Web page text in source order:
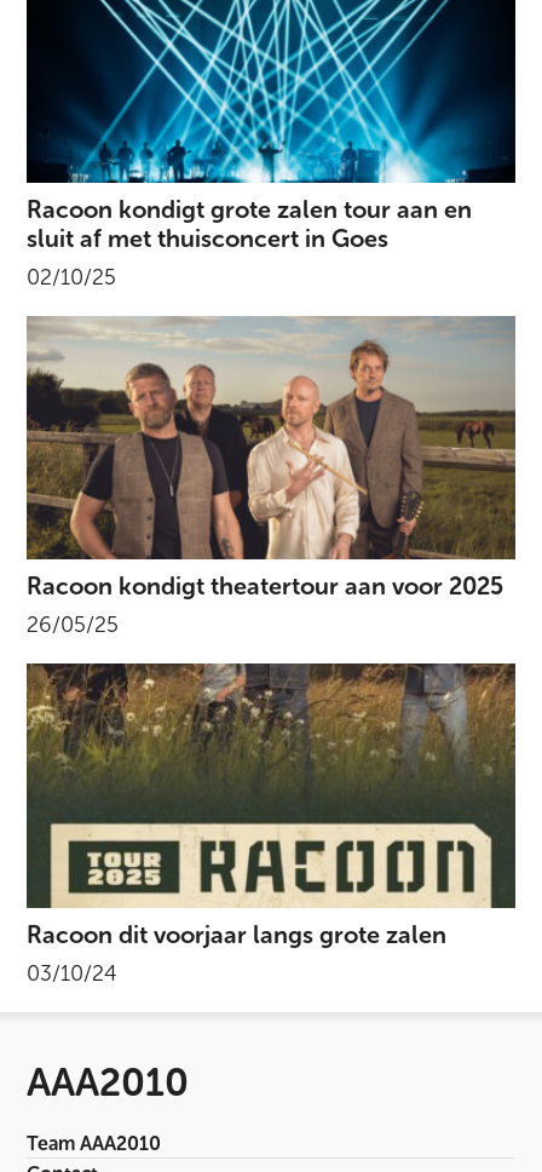
Racoon kondigt grote zalen tour aan en
sluit af met thuisconcert in Goes
02/10/25
Racoon kondigt theatertour aan voor 2025
26/05/25
Racoon dit voorjaar langs grote zalen
03/10/24
AAA2010
Team AAA2010